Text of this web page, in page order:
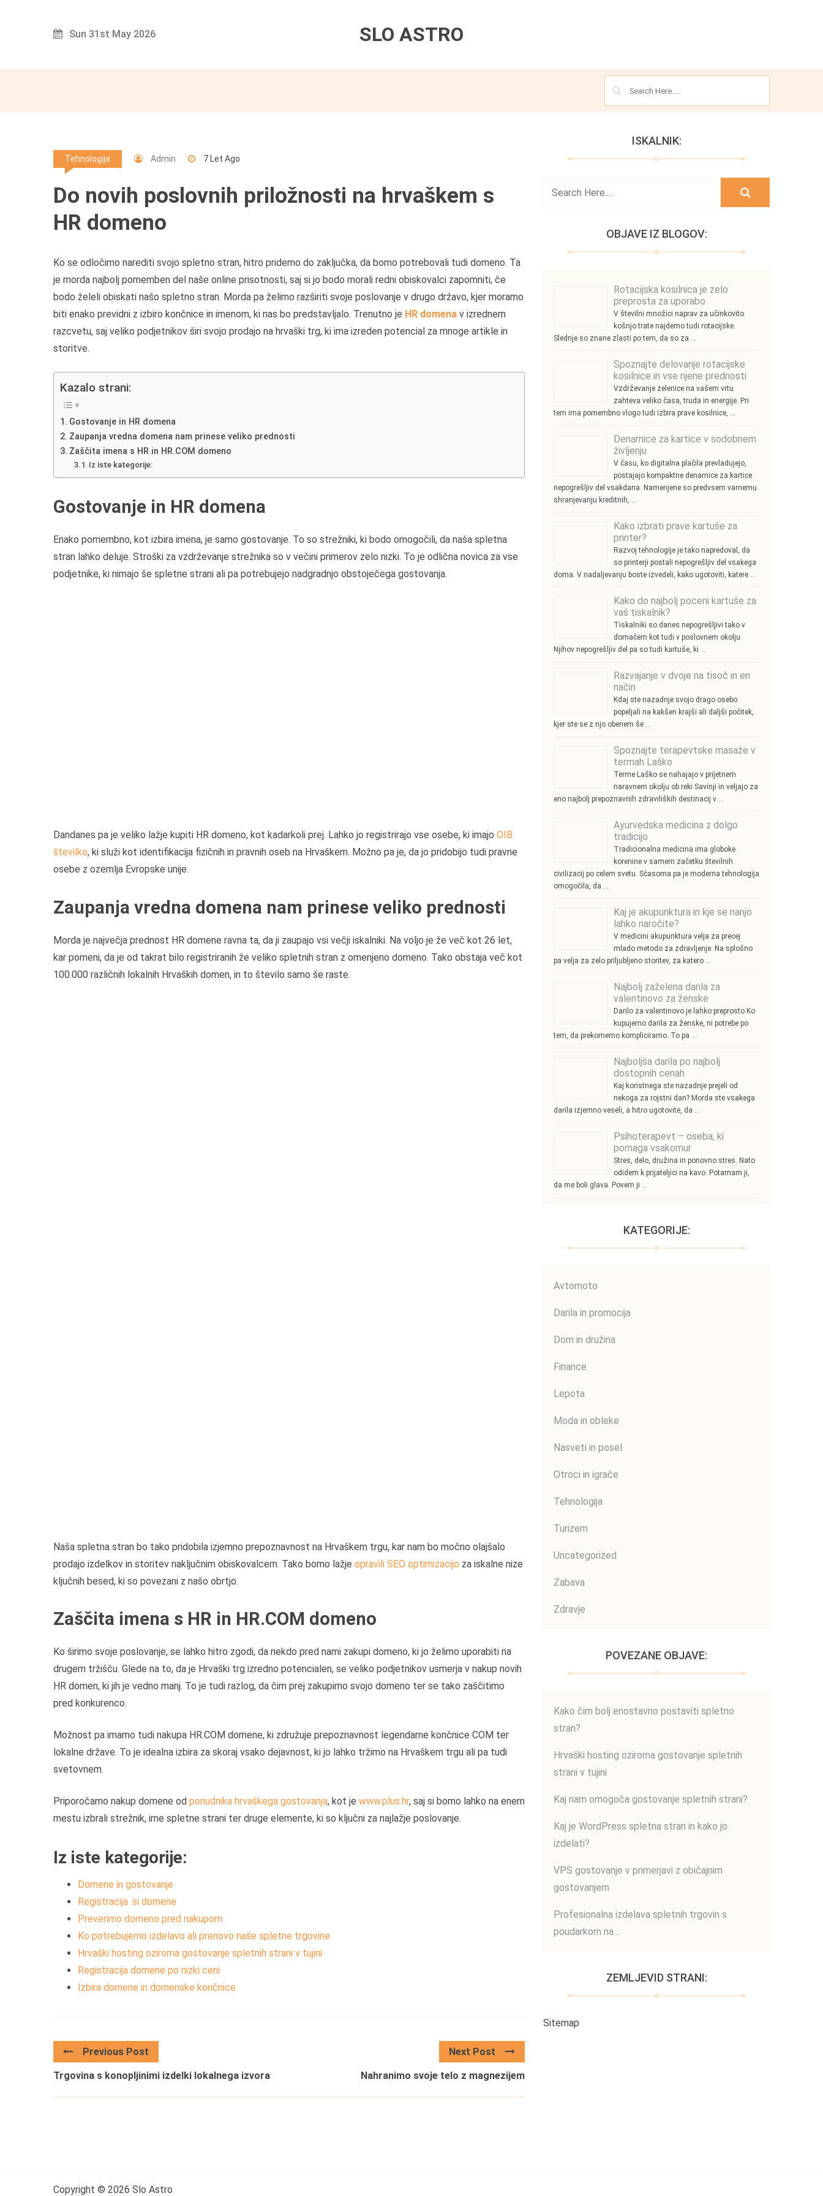
Sun 31st May 2026 SLO ASTRO
Tehnologija Admin 7 Let Ago
Do novih poslovnih priložnosti na hrvaškem s
HR domeno
Ko se odločimo narediti svojo spletno stran, hitro pridemo do zaključka, da bomo potrebovali tudi domeno. Ta
je morda najbolj pomemben del naše online prisotnosti, saj si jo bodo morali redni obiskovalci zapomniti, če
bodo želeli obiskati našo spletno stran. Morda pa želimo razširiti svoje poslovanje v drugo državo, kjer moramo
biti enako previdni z izbiro končnice in imenom, ki nas bo predstavljalo. Trenutno je HR domena v izrednem
razcvetu, saj veliko podjetnikov širi svojo prodajo na hrvaški trg, ki ima izreden potencial za mnoge artikle in
storitve.
Kazalo strani:
Gostovanje in HR domena
Zaupanja vredna domena nam prinese veliko prednosti
Zaščita imena s HR in HR.COM domeno
Iz iste kategorije:
Gostovanje in HR domena
Enako pomembno, kot izbira imena, je samo gostovanje. To so strežniki, ki bodo omogočili, da naša spletna
stran lahko deluje. Stroški za vzdrževanje strežnika so v večini primerov zelo nizki. To je odlična novica za vse
podjetnike, ki nimajo še spletne strani ali pa potrebujejo nadgradnjo obstoječega gostovanja.
Dandanes pa je veliko lažje kupiti HR domeno, kot kadarkoli prej. Lahko jo registrirajo vse osebe, ki imajo OIB
številko, ki služi kot identifikacija fizičnih in pravnih oseb na Hrvaškem. Možno pa je, da jo pridobijo tudi pravne
osebe z ozemlja Evropske unije.
Zaupanja vredna domena nam prinese veliko prednosti
Morda je največja prednost HR domene ravna ta, da ji zaupajo vsi večji iskalniki. Na voljo je že več kot 26 let,
kar pomeni, da je od takrat bilo registriranih že veliko spletnih stran z omenjeno domeno. Tako obstaja več kot
100.000 različnih lokalnih Hrvaških domen, in to število samo še raste.
Naša spletna stran bo tako pridobila izjemno prepoznavnost na Hrvaškem trgu, kar nam bo močno olajšalo
prodajo izdelkov in storitev naključnim obiskovalcem. Tako bomo lažje opravili SEO optimizacijo za iskalne nize
ključnih besed, ki so povezani z našo obrtjo.
Zaščita imena s HR in HR.COM domeno
Ko širimo svoje poslovanje, se lahko hitro zgodi, da nekdo pred nami zakupi domeno, ki jo želimo uporabiti na
drugem tržišču. Glede na to, da je Hrvaški trg izredno potencialen, se veliko podjetnikov usmerja v nakup novih
HR domen, ki jih je vedno manj. To je tudi razlog, da čim prej zakupimo svojo domeno ter se tako zaščitimo
pred konkurenco.
Možnost pa imamo tudi nakupa HR.COM domene, ki združuje prepoznavnost legendarne končnice COM ter
lokalne države. To je idealna izbira za skoraj vsako dejavnost, ki jo lahko tržimo na Hrvaškem trgu ali pa tudi
svetovnem.
Priporočamo nakup domene od ponudnika hrvaškega gostovanja, kot je www.plus.hr, saj si bomo lahko na enem
mestu izbrali strežnik, ime spletne strani ter druge elemente, ki so ključni za najlažje poslovanje.
Iz iste kategorije:
Domene in gostovanje
Registracija .si domene
Preverimo domeno pred nakupom
Ko potrebujemo izdelavo ali prenovo naše spletne trgovine
Hrvaški hosting oziroma gostovanje spletnih strani v tujini
Registracija domene po nizki ceni
Izbira domene in domenske končnice
Previous Post
Trgovina s konopljinimi izdelki lokalnega izvora
Next Post
Nahranimo svoje telo z magnezijem
ISKALNIK:
OBJAVE IZ BLOGOV:
Rotacijska kosilnica je zelo
preprosta za uporabo
V številni množici naprav za učinkovito
košnjo trate najdemo tudi rotacijske.
Slednje so znane zlasti po tem, da so za …
Spoznajte delovanje rotacijske
kosilnice in vse njene prednosti
Vzdrževanje zelenice na vašem vrtu
zahteva veliko časa, truda in energije. Pri
tem ima pomembno vlogo tudi izbira prave kosilnice, …
Denarnice za kartice v sodobnem
življenju
V času, ko digitalna plačila prevladujejo,
postajajo kompaktne denarnice za kartice
nepogrešljiv del vsakdana. Namenjene so predvsem varnemu
shranjevanju kreditnih, …
Kako izbrati prave kartuše za
printer?
Razvoj tehnologije je tako napredoval, da
so printerji postali nepogrešljiv del vsakega
doma. V nadaljevanju boste izvedeli, kako ugotoviti, katere …
Kako do najbolj poceni kartuše za
vaš tiskalnik?
Tiskalniki so danes nepogrešljivi tako v
domačem kot tudi v poslovnem okolju.
Njihov nepogrešljiv del pa so tudi kartuše, ki …
Razvajanje v dvoje na tisoč in en
način
Kdaj ste nazadnje svojo drago osebo
popeljali na kakšen krajši ali daljši počitek,
kjer ste se z njo obenem še …
Spoznajte terapevtske masaže v
termah Laško
Terme Laško se nahajajo v prijetnem
naravnem okolju ob reki Savinji in veljajo za
eno najbolj prepoznavnih zdraviliških destinacij v …
Ayurvedska medicina z dolgo
tradicijo
Tradicionalna medicina ima globoke
korenine v samem začetku številnih
civilizacij po celem svetu. Sčasoma pa je moderna tehnologija
omogočila, da …
Kaj je akupunktura in kje se nanjo
lahko naročite?
V medicini akupunktura velja za precej
mlado metodo za zdravljenje. Na splošno
pa velja za zelo priljubljeno storitev, za katero …
Najbolj zaželena darila za
valentinovo za ženske
Darilo za valentinovo je lahko preprosto Ko
kupujemo darila za ženske, ni potrebe po
tem, da prekomerno kompliciramo. To pa …
Najboljša darila po najbolj
dostopnih cenah
Kaj koristnega ste nazadnje prejeli od
nekoga za rojstni dan? Morda ste vsakega
darila izjemno veseli, a hitro ugotovite, da …
Psihoterapevt – oseba, ki
pomaga vsakomur
Stres, delo, družina in ponovno stres. Nato
odidem k prijateljici na kavo. Potarnam ji,
da me boli glava. Povem ji …
KATEGORIJE:
Avtomoto
Darila in promocija
Dom in družina
Finance
Lepota
Moda in obleke
Nasveti in posel
Otroci in igrače
Tehnologija
Turizem
Uncategorized
Zabava
Zdravje
POVEZANE OBJAVE:
Kako čim bolj enostavno postaviti spletno
stran?
Hrvaški hosting oziroma gostovanje spletnih
strani v tujini
Kaj nam omogoča gostovanje spletnih strani?
Kaj je WordPress spletna stran in kako jo
izdelati?
VPS gostovanje v primerjavi z običajnim
gostovanjem
Profesionalna izdelava spletnih trgovin s
poudarkom na…
ZEMLJEVID STRANI:
Sitemap
Copyright © 2026 Slo Astro